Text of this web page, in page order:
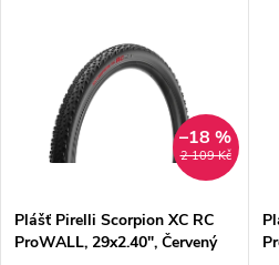
2 109 Kč
–18 %
Plášť Pirelli Scorpion XC RC
ProWALL, 29x2.40", Červený